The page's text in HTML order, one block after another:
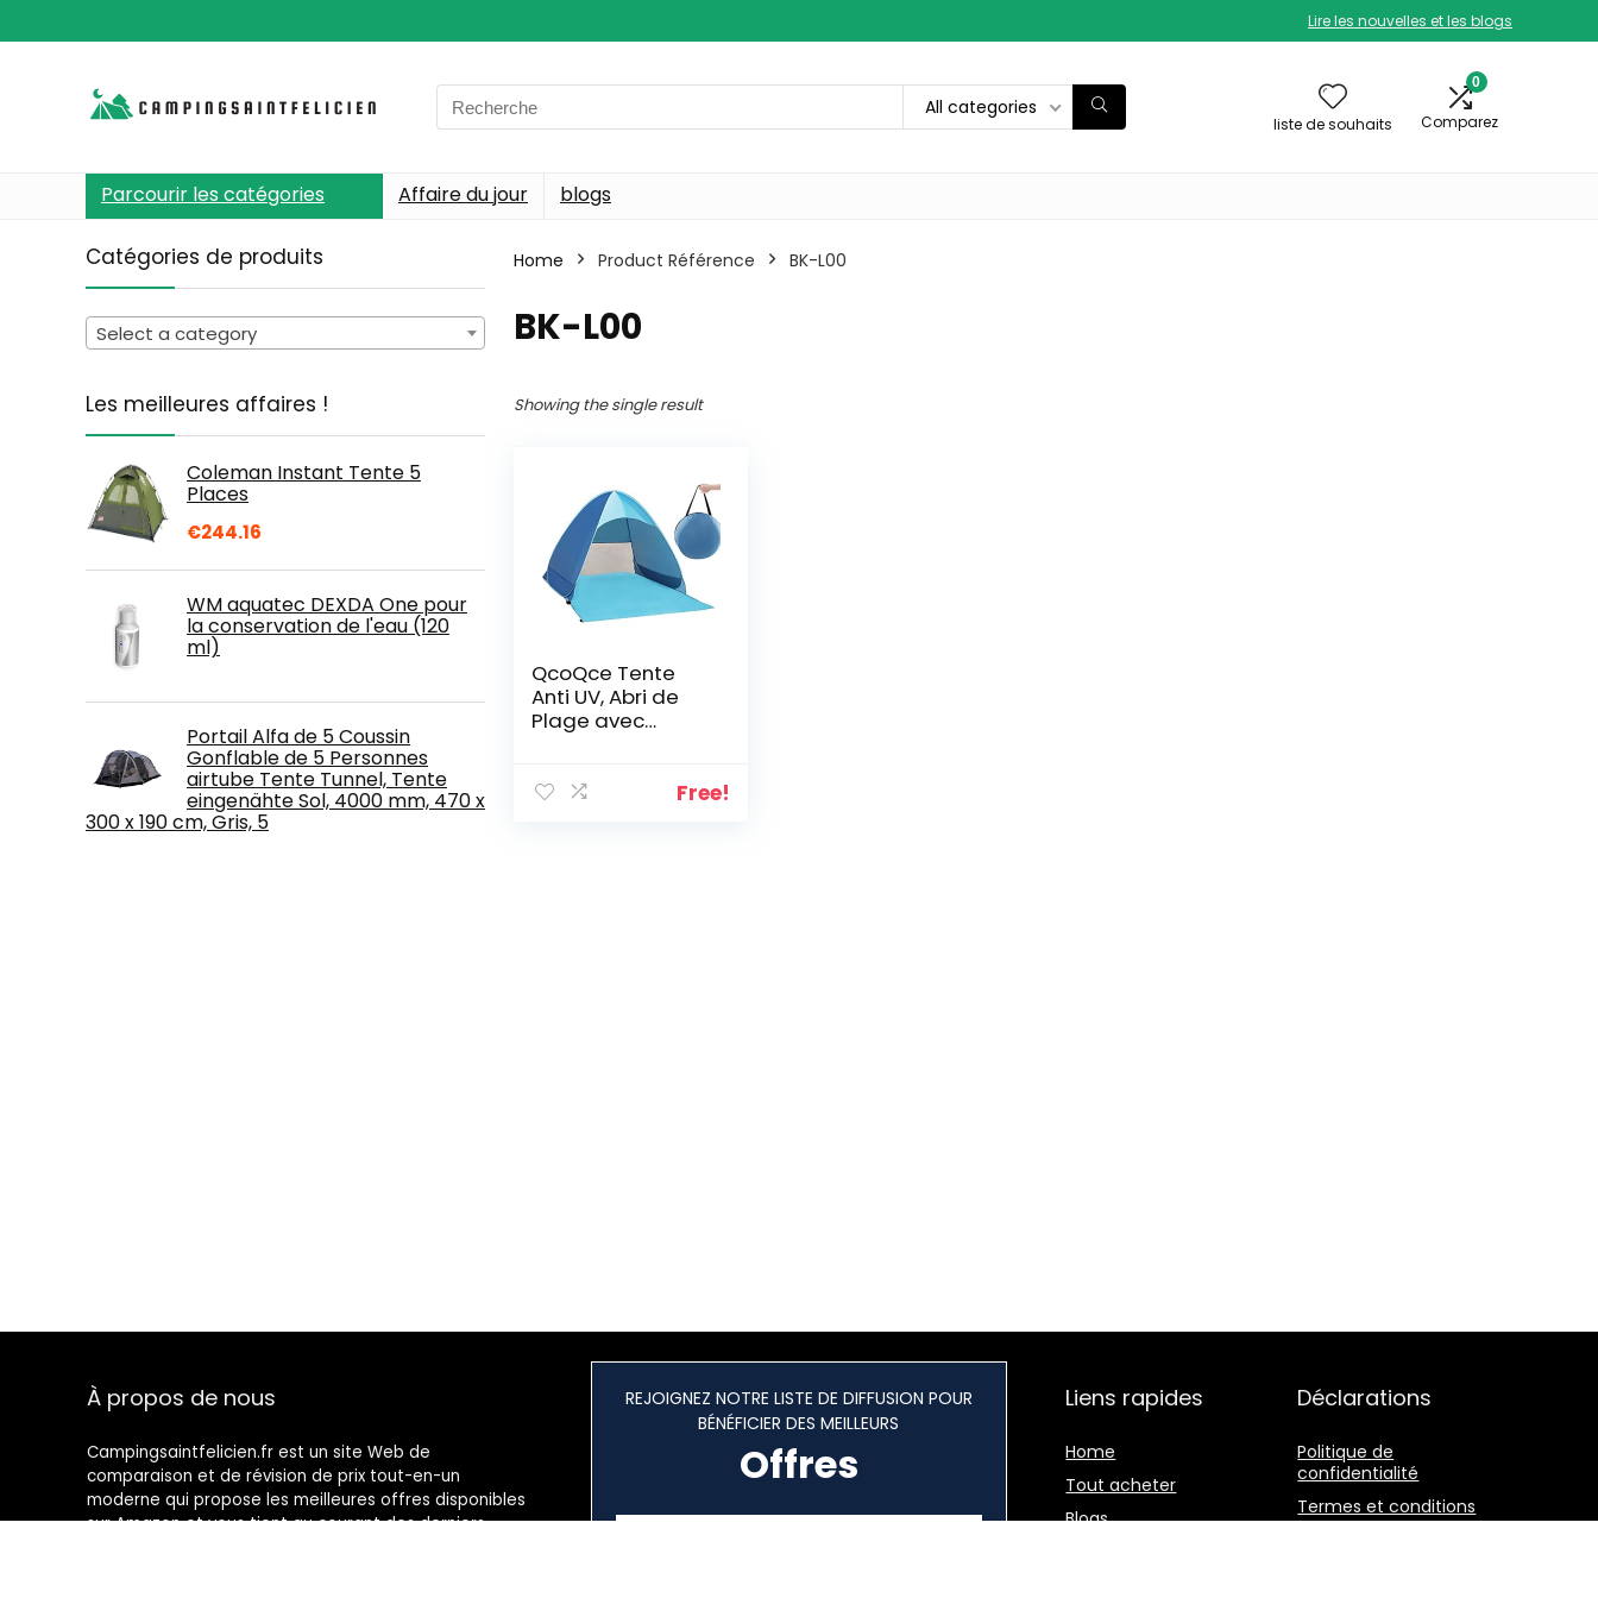
Lire les nouvelles et les blogs
Search
for:
All categories
liste de souhaits
0
Comparez
Parcourir les catégories Affaire du jour blogs
Catégories de produits
Select a category
Les meilleures affaires !
Coleman Instant Tente 5
Places
€244.16
WM aquatec DEXDA One pour
la conservation de l'eau (120
ml)
Portail Alfa de 5 Coussin
Gonflable de 5 Personnes
airtube Tente Tunnel, Tente
eingenähte Sol, 4000 mm, 470 x
300 x 190 cm, Gris, 5
Home Product Référence ‎BK-L00
‎BK-L00
Showing the single result
QcoQce Tente
Anti UV, Abri de
Plage avec
2-3
Free!
À propos de nous
Campingsaintfelicien.fr est un site Web de
comparaison et de révision de prix tout-en-un
moderne qui propose les meilleures offres disponibles
sur Amazon et vous tient au courant des derniers
REJOIGNEZ NOTRE LISTE DE DIFFUSION POUR
BÉNÉFICIER DES MEILLEURS
Offres
Liens rapides
Home
Tout acheter
Blogs
Déclarations
Politique de
confidentialité
Termes et conditions